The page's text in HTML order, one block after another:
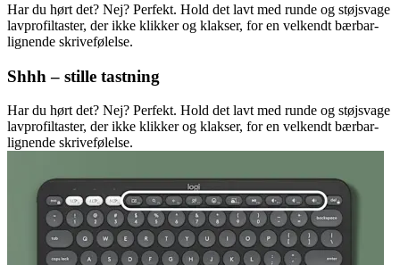
Har du hørt det? Nej? Perfekt. Hold det lavt med runde og støjsvage
lavprofiltaster, der ikke klikker og klakser, for en velkendt bærbar-
lignende skrivefølelse.
Shhh – stille tastning
Har du hørt det? Nej? Perfekt. Hold det lavt med runde og støjsvage
lavprofiltaster, der ikke klikker og klakser, for en velkendt bærbar-
lignende skrivefølelse.